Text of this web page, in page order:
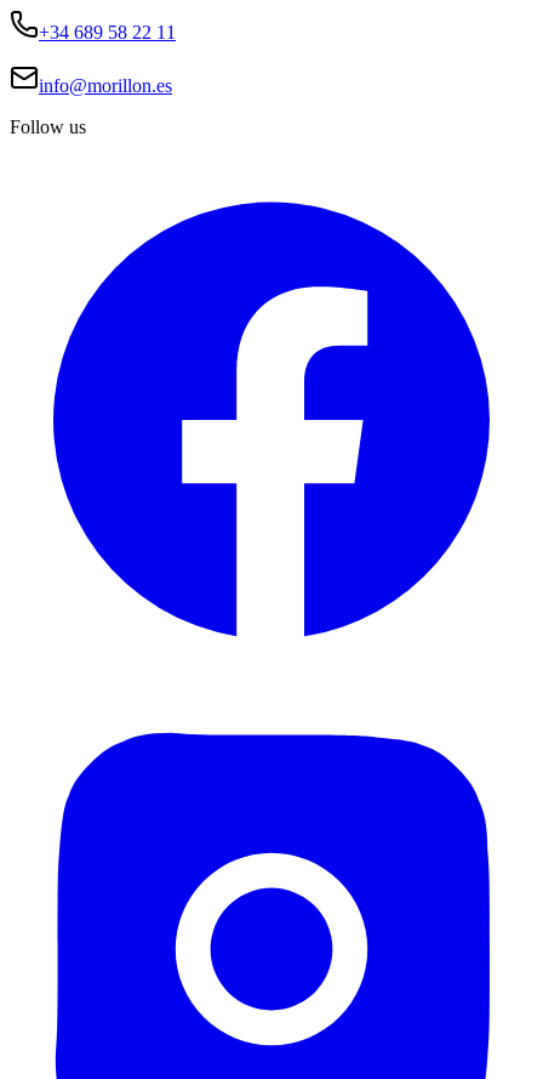
+34 689 58 22 11
info@morillon.es
Follow us